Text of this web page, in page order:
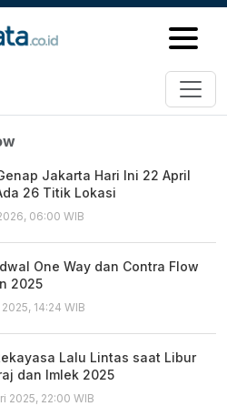
Jakarta Hari Ini 22 April
26 Titik Lokasi
06:00 WIB
One Way dan Contra Flow
2025
14:24 WIB
Lalu Lintas saat Libur
dan Imlek 2025
2025, 22:00 WIB